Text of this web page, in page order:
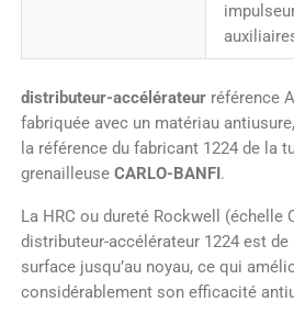
distributeur-accélérateur référence
fabriquée avec un matériau
la référence du fabricant 1224 de la
grenailleuse CARLO-BANFI .
La HRC ou dureté Rockwell (échelle
distributeur-accélérateur 1224 est de
surface jusqu’au noyau, ce qui
considérablement son efficacité